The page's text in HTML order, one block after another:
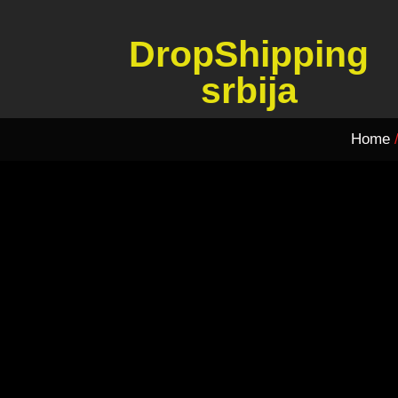
DropShipping
srbija
Home /